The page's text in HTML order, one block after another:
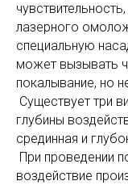
лазерного
специальную
может вызывать
покалывание, но
Существует три
глубины
срединная и
При проведении
воздействие